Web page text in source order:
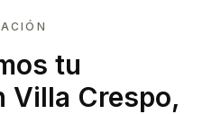
tu
Villa Crespo,